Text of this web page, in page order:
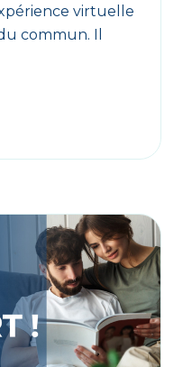
virtuelle
commun. Il